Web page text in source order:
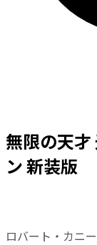
無限の天
ン 新装版
ロバート・カニ